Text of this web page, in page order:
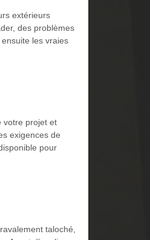
extérieurs
des problèmes
les vraies
votre projet et
exigences de
pour
taloché,